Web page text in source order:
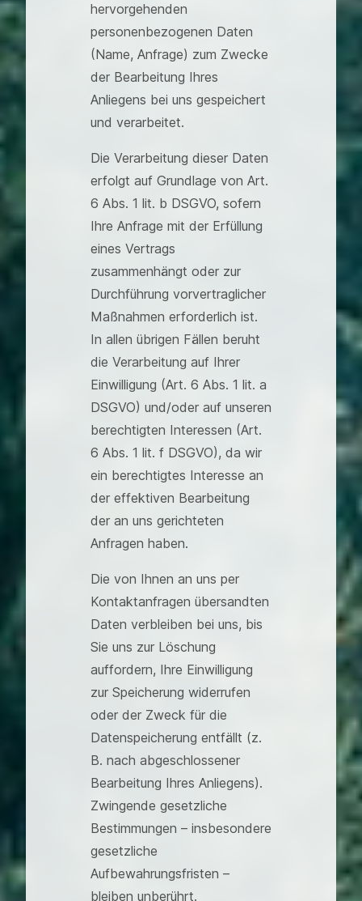
hervorgehenden
personenbezogenen Daten
(Name, Anfrage) zum Zwecke
der Bearbeitung Ihres
Anliegens bei uns gespeichert
und verarbeitet.
Die Verarbeitung dieser Daten
erfolgt auf Grundlage von Art.
6 Abs. 1 lit. b DSGVO, sofern
Ihre Anfrage mit der Erfüllung
eines Vertrags
zusammenhängt oder zur
Durchführung vorvertraglicher
Maßnahmen erforderlich ist.
In allen übrigen Fällen beruht
die Verarbeitung auf Ihrer
Einwilligung (Art. 6 Abs. 1 lit. a
DSGVO) und/oder auf unseren
berechtigten Interessen (Art.
6 Abs. 1 lit. f DSGVO), da wir
ein berechtigtes Interesse an
der effektiven Bearbeitung
der an uns gerichteten
Anfragen haben.
Die von Ihnen an uns per
Kontaktanfragen übersandten
Daten verbleiben bei uns, bis
Sie uns zur Löschung
auffordern, Ihre Einwilligung
zur Speicherung widerrufen
oder der Zweck für die
Datenspeicherung entfällt (z.
B. nach abgeschlossener
Bearbeitung Ihres Anliegens).
Zwingende gesetzliche
Bestimmungen – insbesondere
gesetzliche
Aufbewahrungsfristen –
bleiben unberührt.